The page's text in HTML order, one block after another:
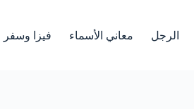
الرجل معاني الأسماء فيزا وسفر